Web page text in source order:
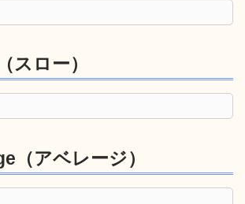
ロー）
アベレージ）